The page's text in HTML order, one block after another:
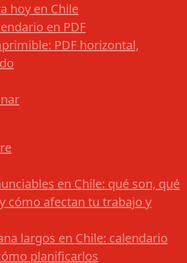
hoy en Chile
en PDF
PDF horizontal,
en Chile: qué son, qué
cómo afectan tu trabajo y
largos en Chile: calendario
planificarlos